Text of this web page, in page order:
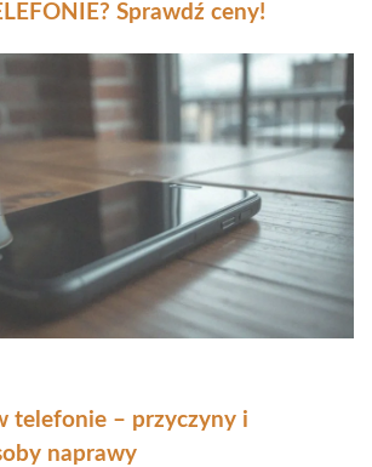
Sprawdź ceny!
telefonie – przyczyny i
naprawy